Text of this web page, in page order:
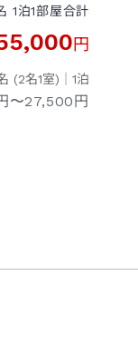
1泊1部屋合計
円
(2名1室)｜ 1泊
〜27,500円